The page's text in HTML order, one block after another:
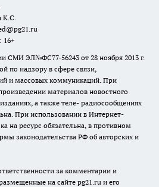
К.С.
16+
СМИ ЭЛ№ФС77-56243 от 28 ноября 2013 г.
по надзору в сфере связи,
и массовых коммуникаций. При
материалов новостного
а также теле- радиосообщениях
При использовании в Интернет-
на ресурс обязательна, в противном
законодательства РФ об авторских и
за комментарии и
на сайте pg21.ru и его